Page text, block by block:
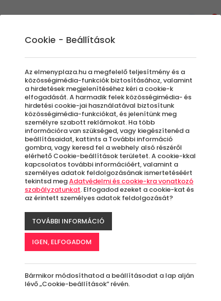
Motorozás és motoros
élményprogramok
Legyen szó egy kis kirándulásról, túráról, vagy
akár egy vezetéstechnikai tréningről, amit
szívből ajándékoznál szerettednek, ebben az
élmény kategóriában mindent megtalálsz a
kétkerekűek szerelmesei számára.
Szűrők beállítása
Élmények
Cookie - Beállítások
Az elmenyplaza.hu a megfelelő teljesítmény és a
közösségimédia-funkciók biztosításához, valamint
a hirdetések megjelenítéséhez kéri a cookie-k
elfogadását. A harmadik felek közösségimédia- és
hirdetési cookie-jai használatával biztosítunk
közösségimédia-funkciókat, és jelenítünk meg
személyre szabott reklámokat. Ha több
információra van szükséged, vagy kiegészítenéd a
beállításaidat, kattints a További információ
gombra, vagy keresd fel a webhely alsó részéről
elérhető Cookie-beállítások területet. A cookie-kkal
kapcsolatos további információért, valamint a
személyes adatok feldolgozásának ismertetéséért
tekintsd megAdatvédelmi és cookie-kra vonatkozó
szabályzatunkat. Elfogadod ezeket a cookie-kat és
az érintett személyes adatok feldolgozását?
TOVÁBBI INFORMÁCIÓ
IGEN, ELFOGADOM
Bármikor módosíthatod a beállításodat a lap alján
lévő „Cookie-beállítások” révén.